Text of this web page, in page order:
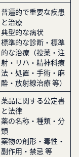
普遍的で重要な疾患
と治療
典型的な病状
標準的な診断・標準
的な治療（投薬・注
射・リハ・精神科療
法・処置・手術・麻
酔・放射線治療 等）
薬品に関する公定書
と法律
薬の名称・種類・分
類
薬物の剤形・毒性・
副作用・禁忌 等